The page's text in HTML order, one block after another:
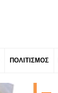
ΠΟΛΙΤΙΣΜΟΣ